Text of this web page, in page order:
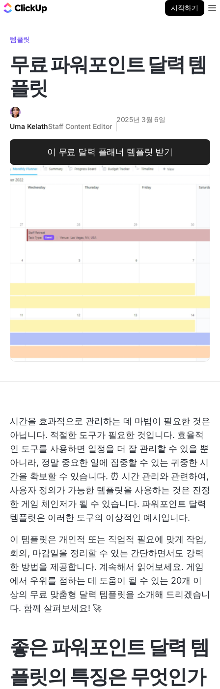
시작하기
템플릿
무료 파워포인트 달력 템
플릿
Uma KelathStaff Content Editor
2025년 3월 6일
이 무료 달력 플래너 템플릿 받기
시간을 효과적으로 관리하는 데 마법이 필요한 것은
아닙니다. 적절한 도구가 필요한 것입니다. 효율적
인 도구를 사용하면 일정을 더 잘 관리할 수 있을 뿐
아니라, 정말 중요한 일에 집중할 수 있는 귀중한 시
간을 확보할 수 있습니다. ⏰ 시간 관리와 관련하여,
사용자 정의가 가능한 템플릿을 사용하는 것은 진정
한 게임 체인저가 될 수 있습니다. 파워포인트 달력
템플릿은 이러한 도구의 이상적인 예시입니다.
이 템플릿은 개인적 또는 직업적 필요에 맞게 작업,
회의, 마감일을 정리할 수 있는 간단하면서도 강력
한 방법을 제공합니다. 계속해서 읽어보세요. 게임
에서 우위를 점하는 데 도움이 될 수 있는 20개 이
상의 무료 맞춤형 달력 템플릿을 소개해 드리겠습니
다. 함께 살펴보세요! 🚀
좋은 파워포인트 달력 템
플릿의 특징은 무엇인가